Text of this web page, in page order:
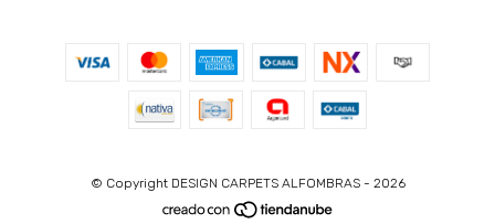
© Copyright DESIGN CARPETS ALFOMBRAS - 2026